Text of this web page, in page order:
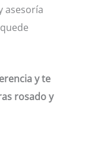
asesoría
y te
rosado y